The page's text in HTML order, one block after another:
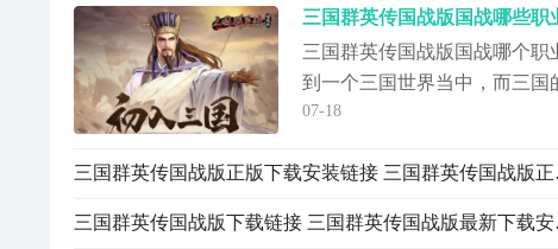
三国群英传国战版国战哪个职
到一个三国世界当中，而三国
至关重要，很多小伙伴不知道
的特点，相信看完职业详情介
能发展的角色...
07-18
三国群
三国